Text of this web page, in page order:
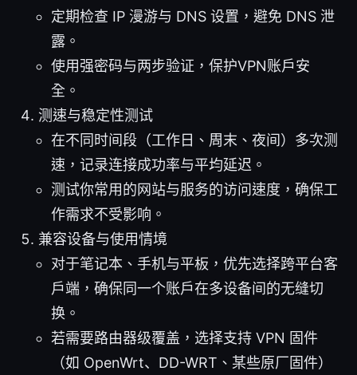
定期检查 IP 漫游与 DNS 设置，避免 DNS 泄
露。
使用强密码与两步验证，保护VPN账户安
全。
测速与稳定性测试
在不同时间段（工作日、周末、夜间）多次测
速，记录连接成功率与平均延迟。
测试你常用的网站与服务的访问速度，确保工
作需求不受影响。
兼容设备与使用情境
对于笔记本、手机与平板，优先选择跨平台客
户端，确保同一个账户在多设备间的无缝切
换。
若需要路由器级覆盖，选择支持 VPN 固件
（如 OpenWrt、DD-WRT、某些原厂固件）